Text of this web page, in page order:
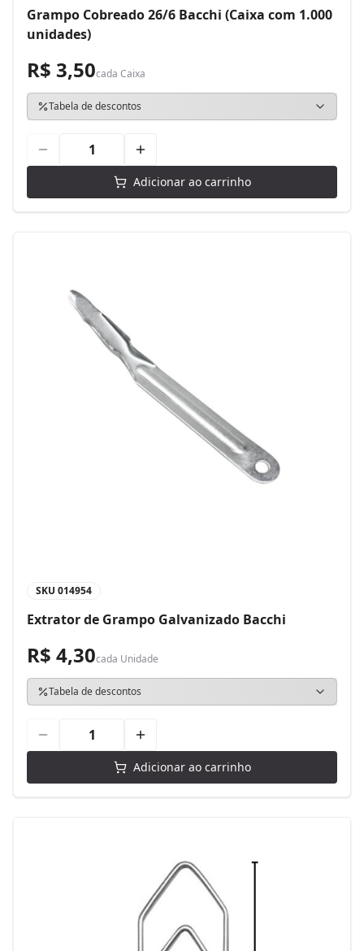
Grampo Cobreado 26/6 Bacchi (Caixa com 1.000
unidades)
R$ 3,50cada Caixa
Tabela de descontos
Adicionar ao carrinho
SKU 014954
Extrator de Grampo Galvanizado Bacchi
R$ 4,30cada Unidade
Tabela de descontos
Adicionar ao carrinho